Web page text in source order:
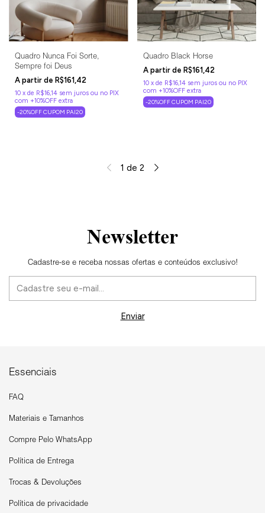
Quadro Nunca Foi Sorte,
Sempre foi Deus
R$161,42
10 x de R$16,14 sem juros
-20%OFF CUPOM PAI20
Quadro Black Horse
R$161,42
10 x de R$16,14 sem juros
-20%OFF CUPOM PAI20
1 de 2
Newsletter
Cadastre-se e receba nossas ofertas e conteúdos exclusivo!
Essenciais
FAQ
Materiais e Tamanhos
Compre Pelo WhatsApp
Política de Entrega
Trocas & Devoluções
Política de privacidade